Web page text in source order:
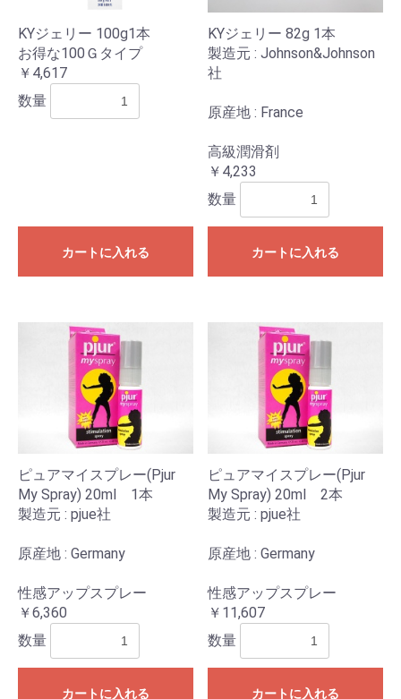
KYジェリー 100g1本
お得な100Ｇタイプ
￥4,617
数量
カートに入れる
KYジェリー 82g 1本
製造元 : Johnson&Johnson
社
原産地 : France
高級潤滑剤
￥4,233
数量
カートに入れる
ピュアマイスプレー(Pjur
My Spray) 20ml 1本
製造元 : pjue社
原産地 : Germany
性感アップスプレー
￥6,360
数量
カートに入れる
ピュアマイスプレー(Pjur
My Spray) 20ml 2本
製造元 : pjue社
原産地 : Germany
性感アップスプレー
￥11,607
数量
カートに入れる